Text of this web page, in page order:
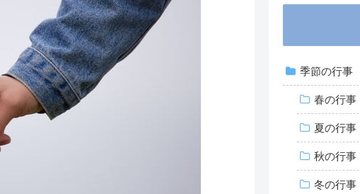
季節の行事
春の行事
夏の行事
秋の行事
冬の行事